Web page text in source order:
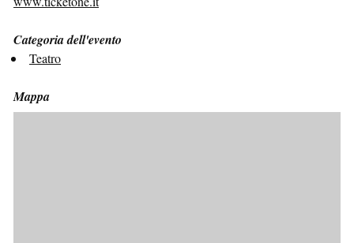
Categoria dell'evento
Teatro
Mappa